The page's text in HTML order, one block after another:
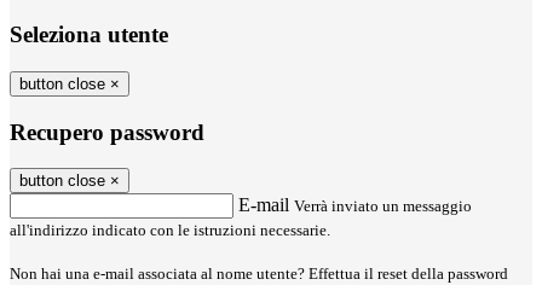
Seleziona utente
button close ×
Recupero password
button close ×
E-mail Verrà inviato un messaggio
all'indirizzo indicato con le istruzioni necessarie.
Non hai una e-mail associata al nome utente? Effettua il reset della password